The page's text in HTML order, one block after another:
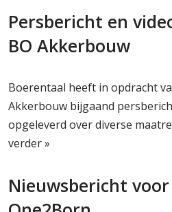
Persbericht en
BO Akkerbouw
Boerentaal heeft in opdracht
Akkerbouw bijgaand
opgeleverd over diverse
verder »
Nieuwsbericht voor